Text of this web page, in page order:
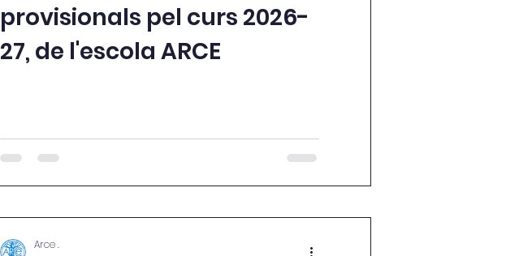
provisionals pel curs 2026-
27, de l'escola ARCE
Arce .